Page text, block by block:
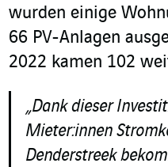
wurden einige
66 PV-Anlagen
2022 kamen 102
„Dank dieser
Mieter:innen
Denderstreek